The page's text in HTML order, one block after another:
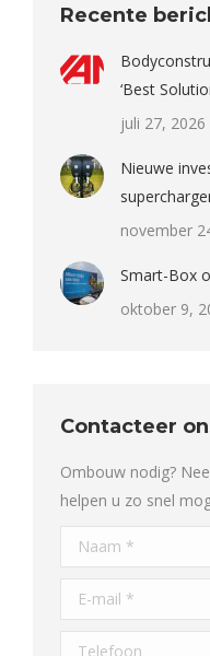
Recente
‘Best
juli 27, 2026
Nieuwe
november
Smart-Box
oktober 9,
Contacteer
Ombouw nodig?
helpen u zo snel
Naam *
E-mail *
Telefoon